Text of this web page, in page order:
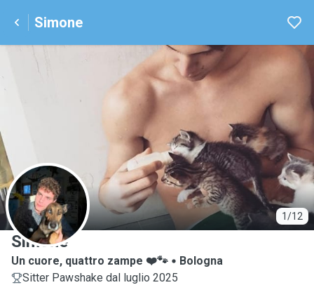
Simone
1/12
S
Simone
Un cuore, quattro zampe ❤️🐾
Bologna
Sitter Pawshake dal luglio 2025